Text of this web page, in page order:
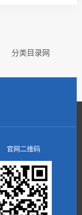
分类目录网
官网二维码